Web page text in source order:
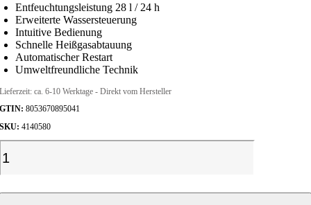
e
r
P
r
e
i
w
a
:
1
5
i
s
i
s
t
:
.
,
€
Entfeuchtungsleistung 28 l / 24 h
Erweiterte Wassersteuerung
Intuitive Bedienung
Schnelle Heißgasabtauung
Automatischer Restart
Umweltfreundliche Technik
Lieferzeit:ca. 6-10 Werktage - Direkt vom Hersteller
GTIN: 8053670895041
SKU: 4140580